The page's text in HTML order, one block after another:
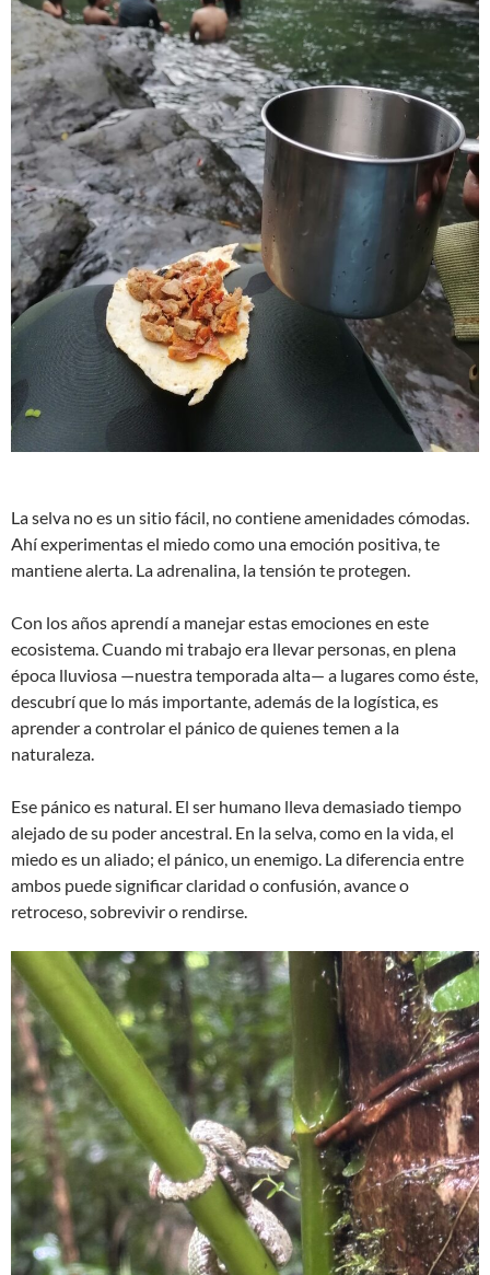
La selva no es un sitio fácil, no contiene amenidades cómodas.
Ahí experimentas el miedo como una emoción positiva, te
mantiene alerta. La adrenalina, la tensión te protegen.
Con los años aprendí a manejar estas emociones en este
ecosistema. Cuando mi trabajo era llevar personas, en plena
época lluviosa —nuestra temporada alta— a lugares como éste,
descubrí que lo más importante, además de la logística, es
aprender a controlar el pánico de quienes temen a la
naturaleza.
Ese pánico es natural. El ser humano lleva demasiado tiempo
alejado de su poder ancestral. En la selva, como en la vida, el
miedo es un aliado; el pánico, un enemigo. La diferencia entre
ambos puede significar claridad o confusión, avance o
retroceso, sobrevivir o rendirse.